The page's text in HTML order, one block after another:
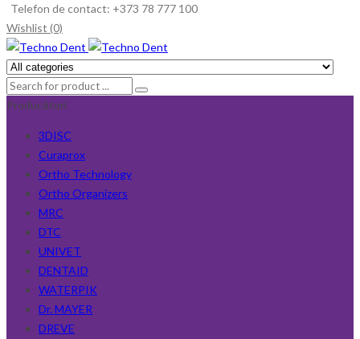
Telefon de contact: +373 78 777 100
Wishlist (0)
Producători
3DISC
Curaprox
Ortho Technology
Ortho Organizers
MRC
DTC
UNIVET
DENTAID
WATERPIK
Dr. MAYER
DREVE